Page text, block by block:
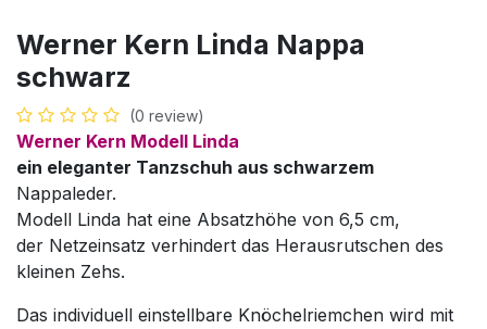
Werner Kern Linda Nappa
schwarz
(0 review)
Werner Kern Modell Linda
ein eleganter Tanzschuh aus schwarzem
Nappaleder.
Modell Linda hat eine Absatzhöhe von 6,5 cm,
der Netzeinsatz verhindert das Herausrutschen des
kleinen Zehs.
Das individuell einstellbare Knöchelriemchen wird mit